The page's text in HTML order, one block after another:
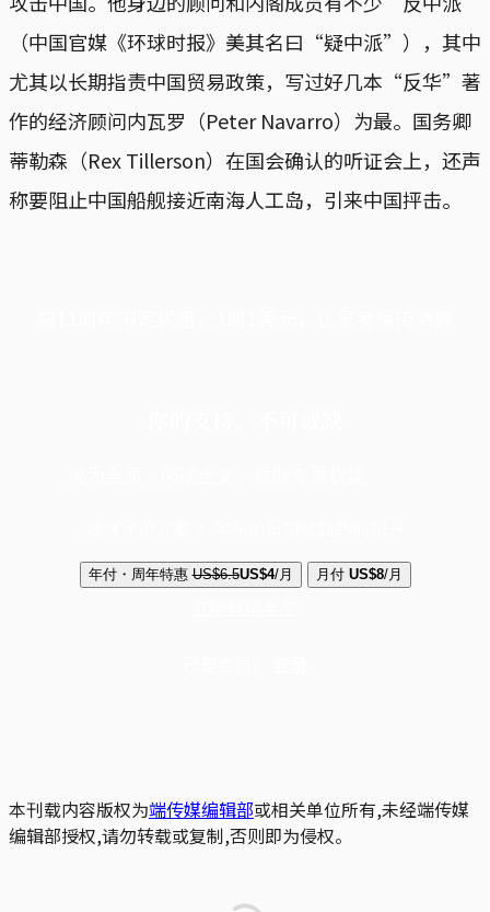
（中国官媒《环球时报》美其名曰“疑中派”），其中
尤其以长期指责中国贸易政策，写过好几本“反华”著
作的经济顾问内瓦罗（Peter Navarro）为最。国务卿
蒂勒森（Rex Tillerson）在国会确认的听证会上，还声
称要阻止中国船舰接近南海人工岛，引来中国抨击。
年付・周年特惠 US$6.5US$4/月 月付 US$8/月
本刊载内容版权为端传媒编辑部或相关单位所有,未经端传媒
编辑部授权,请勿转载或复制,否则即为侵权。